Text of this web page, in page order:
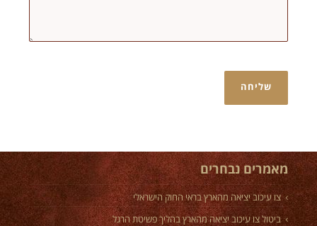
מאמרים נבחרים
צו עיכוב יציאה מהארץ בראי החוק הישראלי
ביטול צו עיכוב יציאה מהארץ בהליך פשיטת הרגל